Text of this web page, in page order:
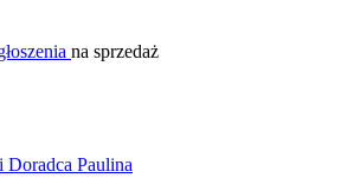
na sprzedaż